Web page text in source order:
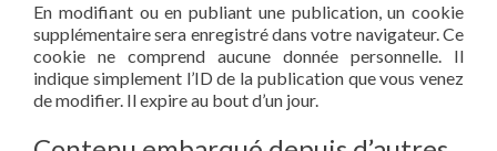
En modifiant ou en publiant une publication, un cookie
supplémentaire sera enregistré dans votre navigateur. Ce
cookie ne comprend aucune donnée personnelle. Il
indique simplement l’ID de la publication que vous venez
de modifier. Il expire au bout d’un jour.